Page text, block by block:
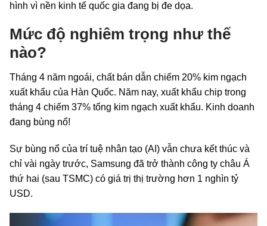
hình vì nền kinh tế quốc gia đang bị đe dọa.
Mức độ nghiêm trọng như thế
nào?
Tháng 4 năm ngoái, chất bán dẫn chiếm 20% kim ngạch
xuất khẩu của Hàn Quốc. Năm nay, xuất khẩu chip trong
tháng 4 chiếm 37% tổng kim ngạch xuất khẩu. Kinh doanh
đang bùng nổ!
Sự bùng nổ của trí tuệ nhân tạo (AI) vẫn chưa kết thúc và
chỉ vài ngày trước, Samsung đã trở thành công ty châu Á
thứ hai (sau TSMC) có giá trị thị trường hơn 1 nghìn tỷ
USD.